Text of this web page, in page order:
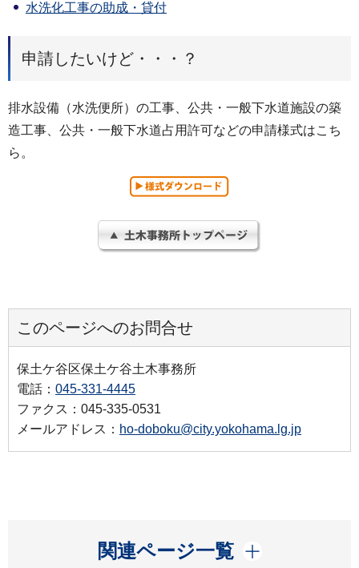
水洗化工事の助成・貸付
申請したいけど・・・？
排水設備（水洗便所）の工事、公共・一般下水道施設の築
造工事、公共・一般下水道占用許可などの申請様式はこち
ら。
このページへのお問合せ
保土ケ谷区保土ケ谷土木事務所
電話： 045-331-4445
ファクス：045-335-0531
メールアドレス： ho-doboku@city.yokohama.lg.jp
関連ページ一覧
開く